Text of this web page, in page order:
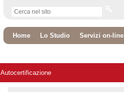
Home Lo Studio Servizi on-line
Autocertificazione